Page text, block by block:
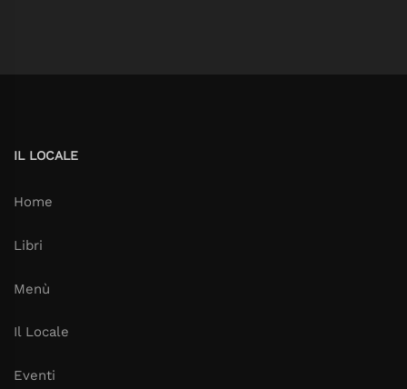
IL LOCALE
Home
Libri
Menù
Il Locale
Eventi